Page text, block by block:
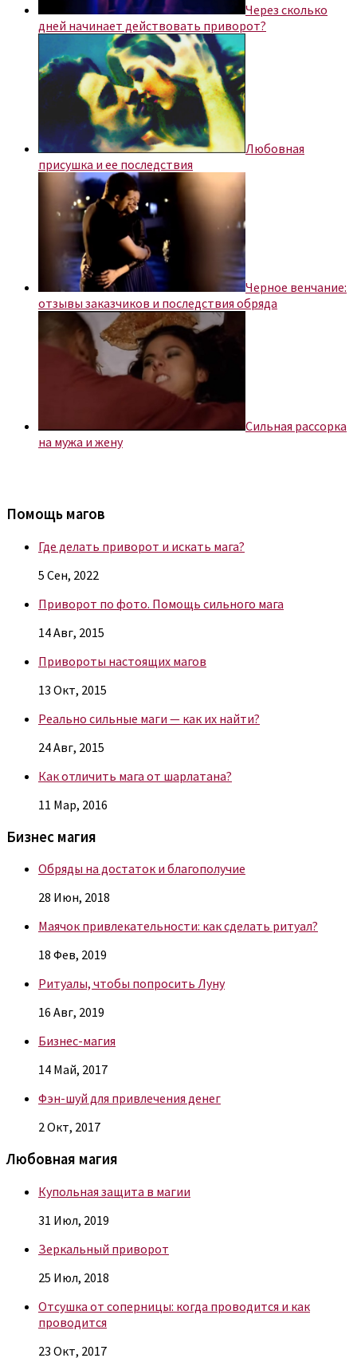
Через сколько
дней начинает действовать приворот?
Любовная
присушка и ее последствия
Черное венчание:
отзывы заказчиков и последствия обряда
Сильная рассорка
на мужа и жену
Помощь магов
Где делать приворот и искать мага?
5 Сен, 2022
Приворот по фото. Помощь сильного мага
14 Авг, 2015
Привороты настоящих магов
13 Окт, 2015
Реально сильные маги — как их найти?
24 Авг, 2015
Как отличить мага от шарлатана?
11 Мар, 2016
Бизнес магия
Обряды на достаток и благополучие
28 Июн, 2018
Маячок привлекательности: как сделать ритуал?
18 Фев, 2019
Ритуалы, чтобы попросить Луну
16 Авг, 2019
Бизнес-магия
14 Май, 2017
Фэн-шуй для привлечения денег
2 Окт, 2017
Любовная магия
Купольная защита в магии
31 Июл, 2019
Зеркальный приворот
25 Июл, 2018
Отсушка от соперницы: когда проводится и как
проводится
23 Окт, 2017